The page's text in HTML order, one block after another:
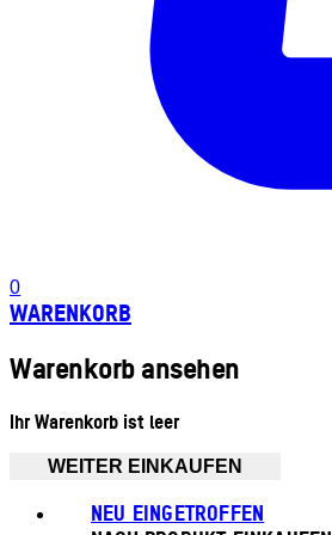
0
WARENKORB
Warenkorb ansehen
Ihr Warenkorb ist leer
WEITER EINKAUFEN
NEU EINGETROFFEN